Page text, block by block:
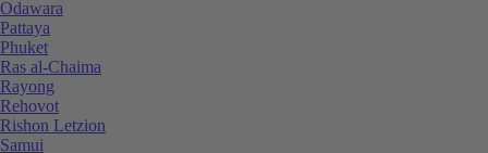
Odawara
Pattaya
Phuket
Ras al-Chaima
Rayong
Rehovot
Rishon Letzion
Samui